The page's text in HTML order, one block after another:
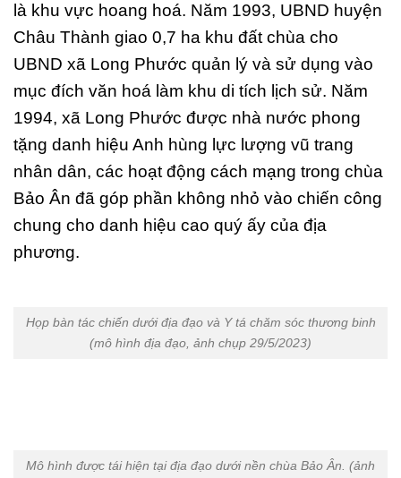
là khu vực hoang hoá. Năm 1993, UBND huyện
Châu Thành giao 0,7 ha khu đất chùa cho
UBND xã Long Phước quản lý và sử dụng vào
mục đích văn hoá làm khu di tích lịch sử. Năm
1994, xã Long Phước được nhà nước phong
tặng danh hiệu Anh hùng lực lượng vũ trang
nhân dân, các hoạt động cách mạng trong chùa
Bảo Ân đã góp phần không nhỏ vào chiến công
chung cho danh hiệu cao quý ấy của địa
phương.
Họp bàn tác chiến dưới địa đạo và Y tá chăm sóc thương binh
(mô hình địa đạo, ảnh chụp 29/5/2023)
Mô hình được tái hiện tại địa đạo dưới nền chùa Bảo Ân. (ảnh